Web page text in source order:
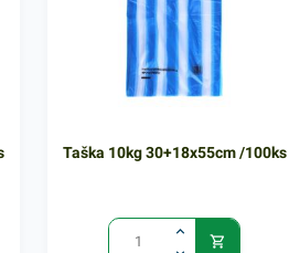
Taška 10kg 30+18x55cm /100ks